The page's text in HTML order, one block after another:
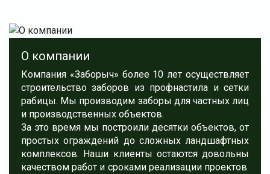
О компании
Компания «Заборыч» более 10 лет осуществляет
строительство заборов из профнастила и сетки
рабицы. Мы производим заборы для частных лиц
и производственных объектов.
За это время мы построили десятки объектов, от
простых ограждений до сложных ландшафтных
комплексов. Наши клиенты остаются довольны
качеством работ и сроками реализации проектов.